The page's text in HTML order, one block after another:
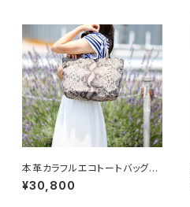
本革カラフルエコトートバッグ
【ピッグスキン】パイソン Mサイ
ズ
¥30,800